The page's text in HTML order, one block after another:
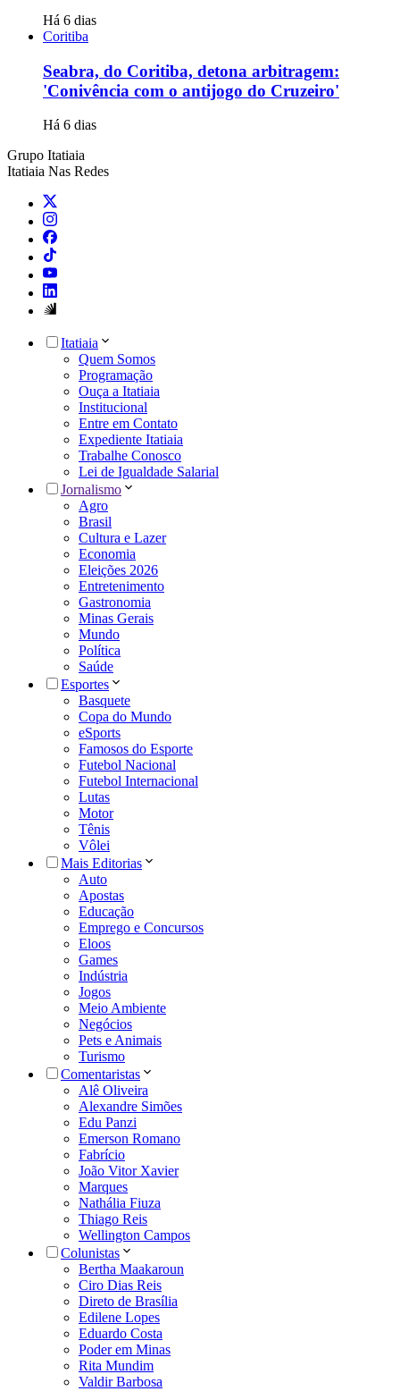
Há 6 dias
Coritiba
Seabra, do Coritiba, detona arbitragem:
'Conivência com o antijogo do Cruzeiro'
Há 6 dias
Grupo Itatiaia
Itatiaia Nas Redes
Itatiaia
Quem Somos
Programação
Ouça a Itatiaia
Institucional
Entre em Contato
Expediente Itatiaia
Trabalhe Conosco
Lei de Igualdade Salarial
Jornalismo
Agro
Brasil
Cultura e Lazer
Economia
Eleições 2026
Entretenimento
Gastronomia
Minas Gerais
Mundo
Política
Saúde
Esportes
Basquete
Copa do Mundo
eSports
Famosos do Esporte
Futebol Nacional
Futebol Internacional
Lutas
Motor
Tênis
Vôlei
Mais Editorias
Auto
Apostas
Educação
Emprego e Concursos
Eloos
Games
Indústria
Jogos
Meio Ambiente
Negócios
Pets e Animais
Turismo
Comentaristas
Alê Oliveira
Alexandre Simões
Edu Panzi
Emerson Romano
Fabrício
João Vitor Xavier
Marques
Nathália Fiuza
Thiago Reis
Wellington Campos
Colunistas
Bertha Maakaroun
Ciro Dias Reis
Direto de Brasília
Edilene Lopes
Eduardo Costa
Poder em Minas
Rita Mundim
Valdir Barbosa